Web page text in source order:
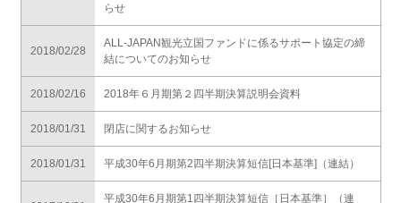
らせ
2018/02/28
ALL-JAPAN観光立国ファンドに係るサポート協定の締
結についてのお知らせ
2018/02/16 2018年６月期第２四半期決算説明会資料
2018/01/31 閉店に関するお知らせ
2018/01/31 平成30年6月期第2四半期決算短信[日本基準]（連結）
平成30年6月期第1四半期決算短信［日本基準］（連